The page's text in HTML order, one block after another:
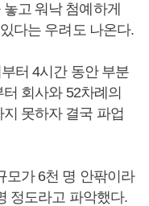
고 워낙 첨예하게
다는 우려도 나온다.
터 4시간 동안 부분
회사와 52차례의
못하자 결국 파업
모가 6천 명 안팎이라
정도라고 파악했다.